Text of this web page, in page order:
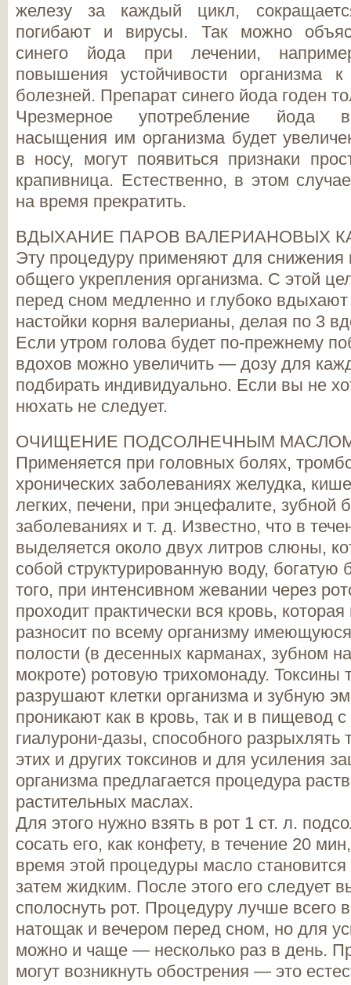
железу за каждый цикл,
погибают и вирусы. Так можно
синего йода при лечении,
повышения устойчивости организма
болезней. Препарат синего йода годен
Чрезмерное употребление йода
насыщения им организма будет
в носу, могут появиться признаки
крапивница. Естественно, в этом
на время прекратить.
ВДЫХАНИЕ ПАРОВ ВАЛЕРИАНОВЫХ
Эту процедуру применяют для снижения
общего укрепления организма. С этой
перед сном медленно и глубоко
настойки корня валерианы, делая по 3
Если утром голова будет по-прежнему
вдохов можно увеличить — дозу для
подбирать индивидуально. Если вы не
нюхать не следует.
ОЧИЩЕНИЕ ПОДСОЛНЕЧНЫМ
Применяется при головных болях,
хронических заболеваниях желудка,
легких, печени, при энцефалите, зубной
заболеваниях и т. д. Известно, что в
выделяется около двух литров слюны,
собой структурированную воду,
того, при интенсивном жевании через
проходит практически вся кровь,
разносит по всему организму
полости (в десенных карманах, зубном
мокроте) ротовую трихомонаду. Токсины
разрушают клетки организма и зубную
проникают как в кровь, так и в
гиалурони-дазы, способного разрыхлять
этих и других токсинов и для усиления
организма предлагается процедура
растительных маслах.
Для этого нужно взять в рот 1 ст. л.
сосать его, как конфету, в течение 20
время этой процедуры масло
затем жидким. После этого его следует
сполоснуть рот. Процедуру лучше всего
натощак и вечером перед сном, но для
можно и чаще — несколько раз в день.
могут возникнуть обострения — это